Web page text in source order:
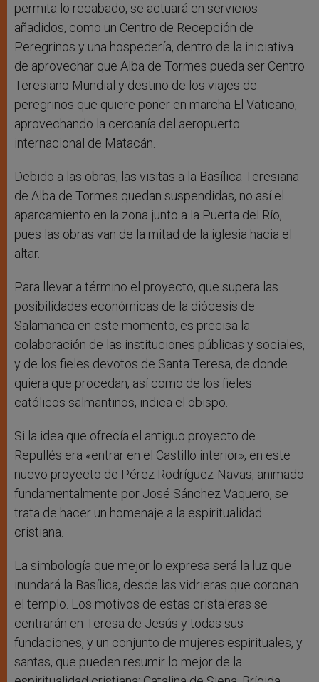
permita lo recabado, se actuará en servicios
añadidos, como un Centro de Recepción de
Peregrinos y una hospedería, dentro de la iniciativa
de aprovechar que Alba de Tormes pueda ser Centro
Teresiano Mundial y destino de los viajes de
peregrinos que quiere poner en marcha El Vaticano,
aprovechando la cercanía del aeropuerto
internacional de Matacán.
Debido a las obras, las visitas a la Basílica Teresiana
de Alba de Tormes quedan suspendidas, no así el
aparcamiento en la zona junto a la Puerta del Río,
pues las obras van de la mitad de la iglesia hacia el
altar.
Para llevar a término el proyecto, que supera las
posibilidades económicas de la diócesis de
Salamanca en este momento, es precisa la
colaboración de las instituciones públicas y sociales,
y de los fieles devotos de Santa Teresa, de donde
quiera que procedan, así como de los fieles
católicos salmantinos, indica el obispo.
Si la idea que ofrecía el antiguo proyecto de
Repullés era «entrar en el Castillo interior», en este
nuevo proyecto de Pérez Rodríguez-Navas, animado
fundamentalmente por José Sánchez Vaquero, se
trata de hacer un homenaje a la espiritualidad
cristiana.
La simbología que mejor lo expresa será la luz que
inundará la Basílica, desde las vidrieras que coronan
el templo. Los motivos de estas cristaleras se
centrarán en Teresa de Jesús y todas sus
fundaciones, y un conjunto de mujeres espirituales, y
santas, que pueden resumir lo mejor de la